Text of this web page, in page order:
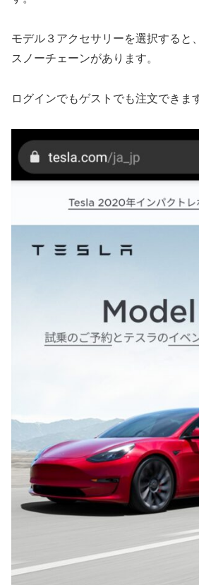
モデル３アクセサリーを選択すると
スノーチェーンがあります。
ログインでもゲストでも注文できま